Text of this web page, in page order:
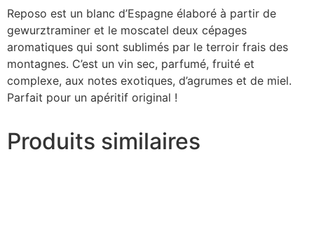
Reposo est un blanc d’Espagne élaboré à partir de
gewurztraminer et le moscatel deux cépages
aromatiques qui sont sublimés par le terroir frais des
montagnes. C’est un vin sec, parfumé, fruité et
complexe, aux notes exotiques, d’agrumes et de miel.
Parfait pour un apéritif original !
Produits similaires